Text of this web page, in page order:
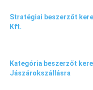
Stratégiai beszerzőt
Kft.
Kategória beszerzőt
Jászárokszállásra